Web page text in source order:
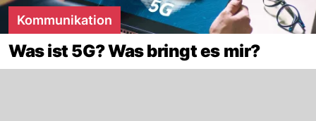
Kommunikation
Was ist 5G? Was bringt es mir?